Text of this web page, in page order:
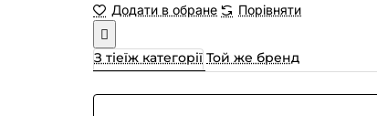
Додати в обране Порівняти
З тіеїж категорії Той же бренд